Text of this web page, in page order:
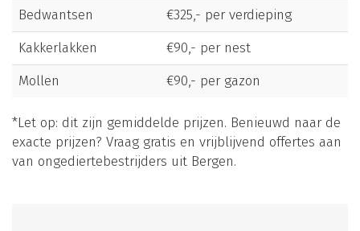
Bedwantsen
€325,- per verdieping
Kakkerlakken
€90,- per nest
Mollen
€90,- per gazon
*Let op: dit zijn gemiddelde prijzen. Benieuwd naar de
exacte prijzen? Vraag gratis en vrijblijvend offertes aan
van ongediertebestrijders uit Bergen.